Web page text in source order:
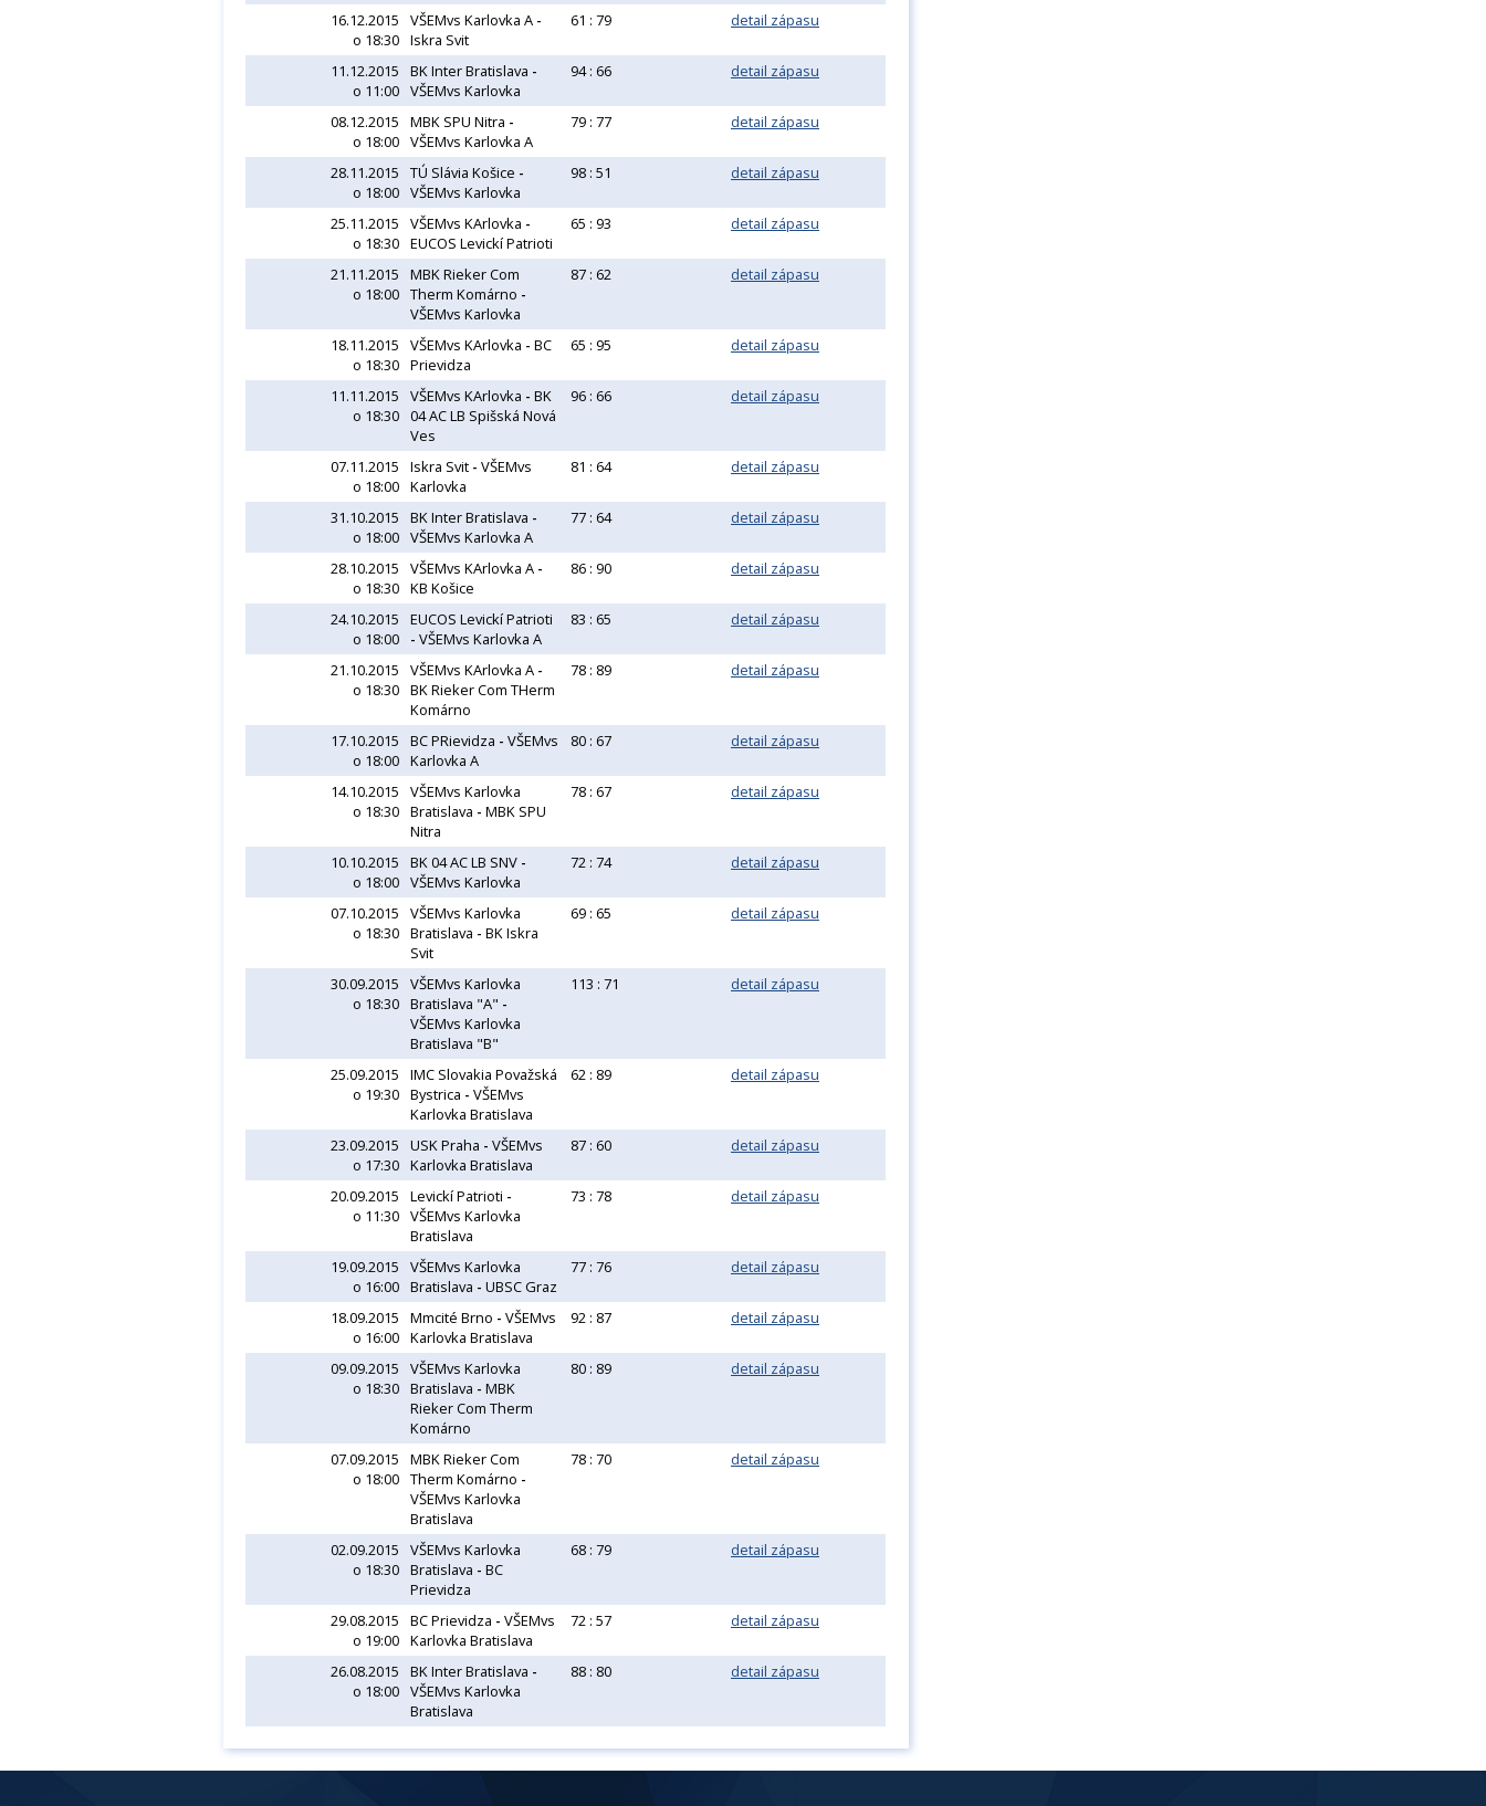
16.12.2015
o 18:30
VŠEMvs Karlovka A -
Iskra Svit
61 : 79 detail zápasu
11.12.2015
o 11:00
BK Inter Bratislava -
VŠEMvs Karlovka
94 : 66 detail zápasu
08.12.2015
o 18:00
MBK SPU Nitra -
VŠEMvs Karlovka A
79 : 77 detail zápasu
28.11.2015
o 18:00
TÚ Slávia Košice -
VŠEMvs Karlovka
98 : 51 detail zápasu
25.11.2015
o 18:30
VŠEMvs KArlovka -
EUCOS Levickí Patrioti
65 : 93 detail zápasu
21.11.2015
o 18:00
MBK Rieker Com
Therm Komárno -
VŠEMvs Karlovka
87 : 62 detail zápasu
18.11.2015
o 18:30
VŠEMvs KArlovka - BC
Prievidza
65 : 95 detail zápasu
11.11.2015
o 18:30
VŠEMvs KArlovka - BK
04 AC LB Spišská Nová
Ves
96 : 66 detail zápasu
07.11.2015
o 18:00
Iskra Svit - VŠEMvs
Karlovka
81 : 64 detail zápasu
31.10.2015
o 18:00
BK Inter Bratislava -
VŠEMvs Karlovka A
77 : 64 detail zápasu
28.10.2015
o 18:30
VŠEMvs KArlovka A -
KB Košice
86 : 90 detail zápasu
24.10.2015
o 18:00
EUCOS Levickí Patrioti
- VŠEMvs Karlovka A
83 : 65 detail zápasu
21.10.2015
o 18:30
VŠEMvs KArlovka A -
BK Rieker Com THerm
Komárno
78 : 89 detail zápasu
17.10.2015
o 18:00
BC PRievidza - VŠEMvs
Karlovka A
80 : 67 detail zápasu
14.10.2015
o 18:30
VŠEMvs Karlovka
Bratislava - MBK SPU
Nitra
78 : 67 detail zápasu
10.10.2015
o 18:00
BK 04 AC LB SNV -
VŠEMvs Karlovka
72 : 74 detail zápasu
07.10.2015
o 18:30
VŠEMvs Karlovka
Bratislava - BK Iskra
Svit
69 : 65 detail zápasu
30.09.2015
o 18:30
VŠEMvs Karlovka
Bratislava "A" -
VŠEMvs Karlovka
Bratislava "B"
113 : 71 detail zápasu
25.09.2015
o 19:30
IMC Slovakia Považská
Bystrica - VŠEMvs
Karlovka Bratislava
62 : 89 detail zápasu
23.09.2015
o 17:30
USK Praha - VŠEMvs
Karlovka Bratislava
87 : 60 detail zápasu
20.09.2015
o 11:30
Levickí Patrioti -
VŠEMvs Karlovka
Bratislava
73 : 78 detail zápasu
19.09.2015
o 16:00
VŠEMvs Karlovka
Bratislava - UBSC Graz
77 : 76 detail zápasu
18.09.2015
o 16:00
Mmcité Brno - VŠEMvs
Karlovka Bratislava
92 : 87 detail zápasu
09.09.2015
o 18:30
VŠEMvs Karlovka
Bratislava - MBK
Rieker Com Therm
Komárno
80 : 89 detail zápasu
07.09.2015
o 18:00
MBK Rieker Com
Therm Komárno -
VŠEMvs Karlovka
Bratislava
78 : 70 detail zápasu
02.09.2015
o 18:30
VŠEMvs Karlovka
Bratislava - BC
Prievidza
68 : 79 detail zápasu
29.08.2015
o 19:00
BC Prievidza - VŠEMvs
Karlovka Bratislava
72 : 57 detail zápasu
26.08.2015
o 18:00
BK Inter Bratislava -
VŠEMvs Karlovka
Bratislava
88 : 80 detail zápasu